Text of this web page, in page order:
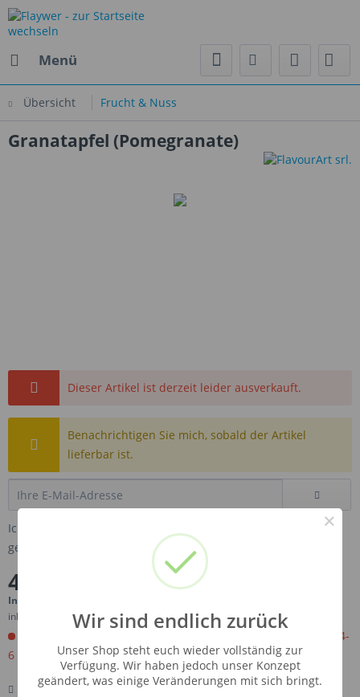
Menü
Übersicht Frucht & Nuss
Granatapfel (Pomegranate)
Dieser Artikel ist derzeit leider ausverkauft.
Benachrichtigen Sie mich, sobald der Artikel
lieferbar ist.
Ich habe die
genommen.
4,19 € *
Inhalt:
inkl. MwSt.
zzgl. Versandkosten
Jetzt bestellen. Wird für Sie importiert. Versandfertig in ca 4-
6 Wochen.
Merken Bewerten Fragen zum Artikel
×
Wir sind endlich zurück
Unser Shop steht euch wieder vollständig zur
Verfügung. Wir haben jedoch unser Konzept
geändert, was einige Veränderungen mit sich bringt.